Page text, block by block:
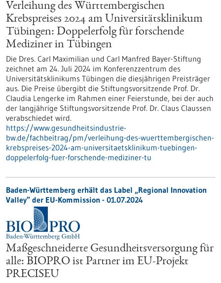
Verleihung des Württembergischen
Krebspreises 2024 am Universitätsklinikum
Tübingen: Doppelerfolg für forschende
Mediziner in Tübingen
Die Dres. Carl Maximilian und Carl Manfred Bayer-Stiftung
zeichnet am 24. Juli 2024 im Konferenzzentrum des
Universitätsklinikums Tübingen die diesjährigen Preisträger
aus. Die Preise übergibt die Stiftungsvorsitzende Prof. Dr.
Claudia Lengerke im Rahmen einer Feierstunde, bei der auch
der langjährige Stiftungsvorsitzende Prof. Dr. Claus Claussen
verabschiedet wird.
https://www.gesundheitsindustrie-
bw.de/fachbeitrag/pm/verleihung-des-wuerttembergischen-
krebspreises-2024-am-universitaetsklinikum-tuebingen-
doppelerfolg-fuer-forschende-mediziner-tu
Baden-Württemberg erhält das Label „Regional Innovation
Valley” der EU-Kommission - 01.07.2024
Maßgeschneiderte Gesundheitsversorgung für
alle: BIOPRO ist Partner im EU-Projekt
PRECISEU